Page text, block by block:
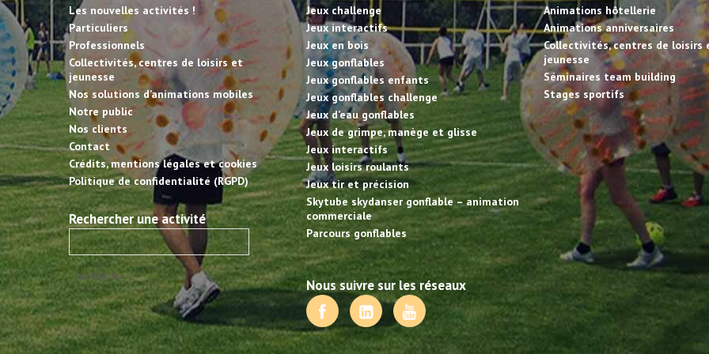
Les nouvelles activités !
Particuliers
Professionnels
Collectivités, centres de loisirs et
jeunesse
Nos solutions d’animations mobiles
Notre public
Nos clients
Contact
Crédits, mentions légales et cookies
Politique de confidentialité (RGPD)
Rechercher une activité
Jeux challenge
Jeux interactifs
Jeux en bois
Jeux gonflables
Jeux gonflables enfants
Jeux gonflables challenge
Jeux d’eau gonflables
Jeux de grimpe, manège et glisse
Jeux interactifs
Jeux loisirs roulants
Jeux tir et précision
Skytube skydanser gonflable – animation
commerciale
Parcours gonflables
Nous suivre sur les réseaux
Animations hôtellerie
Animations anniversaires
Collectivités, centres de loisirs
jeunesse
Séminaires team building
Stages sportifs